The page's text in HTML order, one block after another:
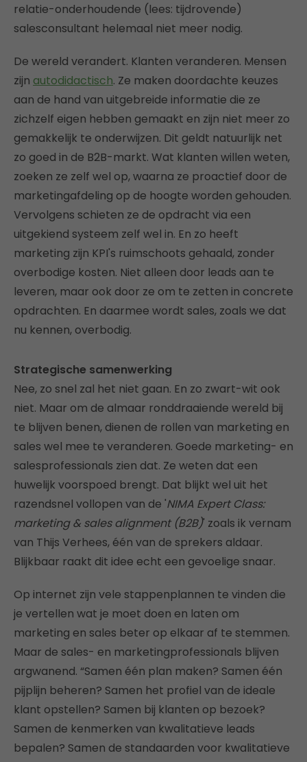
relatie-onderhoudende (lees: tijdrovende)
salesconsultant helemaal niet meer nodig.
­De wereld verandert. Klanten veranderen. Mensen
zijn autodidactisch. Ze maken doordachte keuzes
aan de hand van uitgebreide informatie die ze
zichzelf eigen hebben gemaakt en zijn niet meer zo
gemakkelijk te onderwijzen. Dit geldt natuurlijk net
zo goed in de B2B-markt. Wat klanten willen weten,
zoeken ze zelf wel op, waarna ze proactief door de
marketingafdeling op de hoogte worden gehouden.
Vervolgens schieten ze de opdracht via een
uitgekiend systeem zelf wel in. En zo heeft
marketing zijn KPI's ruimschoots gehaald, zonder
overbodige kosten. Niet alleen door leads aan te
leveren, maar ook door ze om te zetten in concrete
opdrachten. En daarmee wordt sales, zoals we dat
nu kennen, overbodig.
Strategische samenwerking
Nee, zo snel zal het niet gaan. En zo zwart-wit ook
niet. Maar om de almaar ronddraaiende wereld bij
te blijven benen, dienen de rollen van marketing en
sales wel mee te veranderen. Goede marketing- en
salesprofessionals zien dat. Ze weten dat een
huwelijk voorspoed brengt. Dat blijkt wel uit het
razendsnel vollopen van de 'NIMA Expert Class:
marketing & sales alignment (B2B)' zoals ik vernam
van Thijs Verhees, één van de sprekers aldaar.
Blijkbaar raakt dit idee echt een gevoelige snaar.
Op internet zijn vele stappenplannen te vinden die
je vertellen wat je moet doen en laten om
marketing en sales beter op elkaar af te stemmen.
Maar de sales- en marketingprofessionals blijven
argwanend. “Samen één plan maken? Samen één
pijplijn beheren? Samen het profiel van de ideale
klant opstellen? Samen bij klanten op bezoek?
Samen de kenmerken van kwalitatieve leads
bepalen? Samen de standaarden voor kwalitatieve